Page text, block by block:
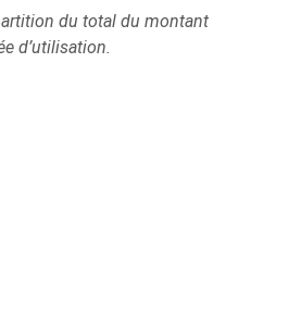
du total du montant
d’utilisation.